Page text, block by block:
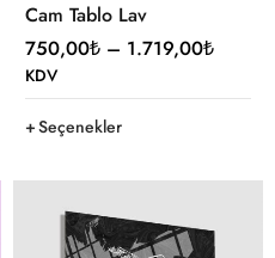
Cam Tablo Lav
750,00₺ – 1.719,00₺
KDV
Seçenekler